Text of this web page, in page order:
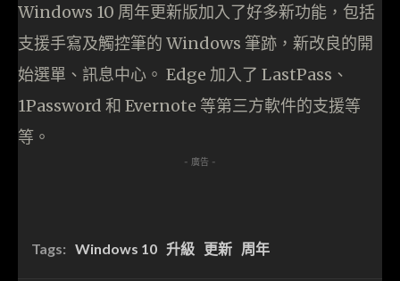
Windows 10 周年更新版加入了好多新功能，包括
支援手寫及觸控筆的 Windows 筆跡，新改良的開
始選單、訊息中心。 Edge 加入了 LastPass、
1Password 和 Evernote 等第三方軟件的支援等
等。
- 廣告 -
Tags: Windows 10 升級 更新 周年